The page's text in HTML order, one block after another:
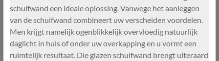
schuifwand een ideale oplossing. Vanwege het aanleggen
van de schuifwand combineert uw verscheiden voordelen.
Men krijgt namelijk ogenblikkelijk overvloedig natuurlijk
daglicht in huis of onder uw overkapping en u vormt een
ruimtelijk resultaat. Die glazen schuifwand brengt uiteraard